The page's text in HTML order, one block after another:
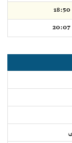
18:50
20:07